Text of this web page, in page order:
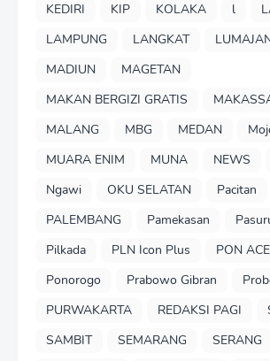
KEDIRI
KIP KOLAKA l
LAMPUNG
LANGKAT
MADIUN
MAGETAN
MAKAN BERGIZI GRATIS
MALANG
MBG MEDAN
MUARA ENIM
MUNA NEWS
Ngawi
OKU SELATAN
Pacitan
PALEMBANG
Pamekasan
Pilkada
PLN Icon Plus
PON
Ponorogo
Prabowo Gibran
PURWAKARTA
REDAKSI PAGI
SAMBIT
SEMARANG SERANG